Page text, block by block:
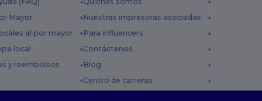
Mayor
al por mayor
local
y reembolsos
Nuestras impresoras asociadas
Para influencers
Contáctenos
Blog
Centro de carreras